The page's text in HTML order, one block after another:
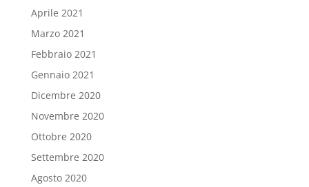
Aprile 2021
Marzo 2021
Febbraio 2021
Gennaio 2021
Dicembre 2020
Novembre 2020
Ottobre 2020
Settembre 2020
Agosto 2020